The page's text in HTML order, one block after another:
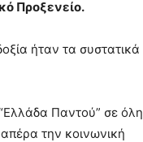
Προξενείο.
ήταν τα συστατικά
Παντού” σε όλη
την κοινωνική